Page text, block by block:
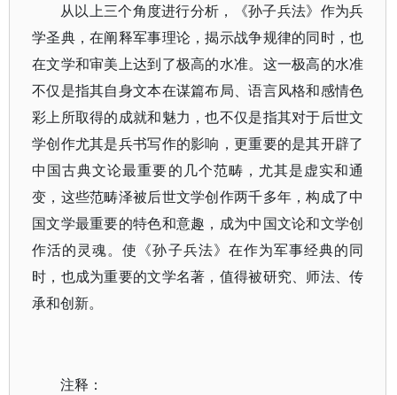
从以上三个角度进行分析，《孙子兵法》作为兵
学圣典，在阐释军事理论，揭示战争规律的同时，也
在文学和审美上达到了极高的水准。这一极高的水准
不仅是指其自身文本在谋篇布局、语言风格和感情色
彩上所取得的成就和魅力，也不仅是指其对于后世文
学创作尤其是兵书写作的影响，更重要的是其开辟了
中国古典文论最重要的几个范畴，尤其是虚实和通
变，这些范畴泽被后世文学创作两千多年，构成了中
国文学最重要的特色和意趣，成为中国文论和文学创
作活的灵魂。使《孙子兵法》在作为军事经典的同
时，也成为重要的文学名著，值得被研究、师法、传
承和创新。
注释：